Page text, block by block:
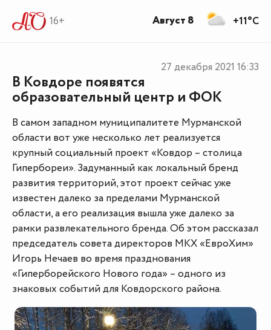
16+
В Ковдоре появятся
образовательный центр и ФОК
27 декабря 2021 16:33
В самом западном муниципалитете Мурманской
области вот уже несколько лет реализуется
крупный социальный проект «Ковдор – столица
Гипербореи». Задуманный как локальный бренд
развития территорий, этот проект сейчас уже
известен далеко за пределами Мурманской
области, а его реализация вышла уже далеко за
рамки развлекательного бренда. Об этом рассказал
председатель совета директоров МКХ «ЕвроХим»
Игорь Нечаев во время празднования
«Гиперборейского Нового года» – одного из
знаковых событий для Ковдорского района.
+11°C
Август 8